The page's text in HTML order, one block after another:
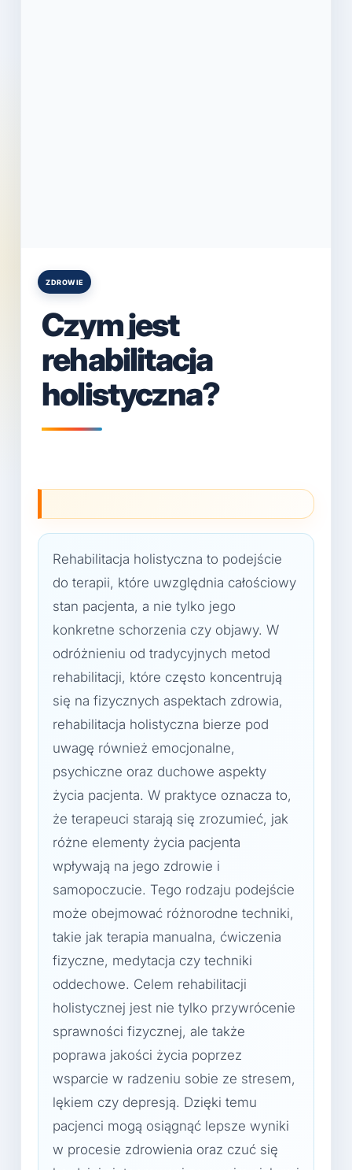
Posted
ZDROWIE
Czym jest
rehabilitacja
holistyczna?
Rehabilitacja holistyczna to podejście
do terapii, które uwzględnia całościowy
stan pacjenta, a nie tylko jego
konkretne schorzenia czy objawy. W
odróżnieniu od tradycyjnych metod
rehabilitacji, które często koncentrują
się na fizycznych aspektach zdrowia,
rehabilitacja holistyczna bierze pod
uwagę również emocjonalne,
psychiczne oraz duchowe aspekty
życia pacjenta. W praktyce oznacza to,
że terapeuci starają się zrozumieć, jak
różne elementy życia pacjenta
wpływają na jego zdrowie i
samopoczucie. Tego rodzaju podejście
może obejmować różnorodne techniki,
takie jak terapia manualna, ćwiczenia
fizyczne, medytacja czy techniki
oddechowe. Celem rehabilitacji
holistycznej jest nie tylko przywrócenie
sprawności fizycznej, ale także
poprawa jakości życia poprzez
wsparcie w radzeniu sobie ze stresem,
lękiem czy depresją. Dzięki temu
pacjenci mogą osiągnąć lepsze wyniki
w procesie zdrowienia oraz czuć się